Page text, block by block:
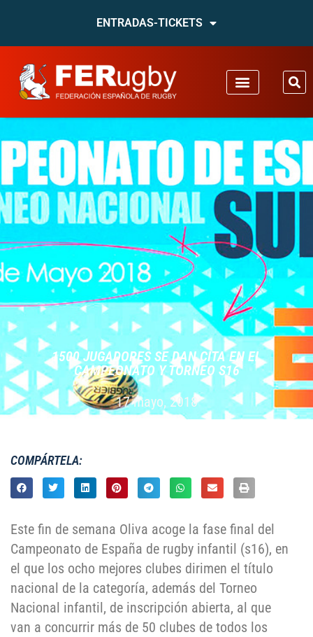
ENTRADAS-TICKETS
1500 JUGADORES SE DAN CITA EN EL
CAMPEONATO Y TORNEO S16
17 mayo, 2018
COMPÁRTELA:
Este fin de semana Oliva acoge la fase final del
Campeonato de España de rugby infantil (s16), en
el que los ocho mejores clubes dirimen el título
nacional de la categoría, además del Torneo
Nacional infantil, de inscripción abierta, al que
van a concurrir más de 50 clubes de todos los